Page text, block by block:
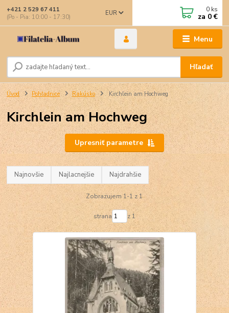
Menu
EUR
Hľadať
+421 2 529 67 411
(Po - Pia: 10:00 - 17:30)
0 ks
za 0 €
Úvod Pohľadnice Rakúsko Kirchlein am Hochweg
Kirchlein am Hochweg
Upresniť parametre
Najnovšie Najlacnejšie Najdrahšie
Zobrazujem 1-1 z 1
strana z 1